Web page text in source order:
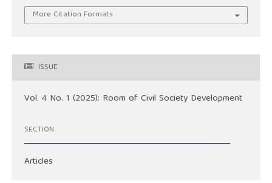
More Citation Formats
ISSUE
Vol. 4 No. 1 (2025): Room of Civil Society Development
SECTION
Articles